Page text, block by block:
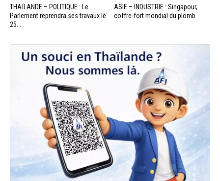
THAÏLANDE – POLITIQUE : Le
Parlement reprendra ses travaux le
25...
ASIE – INDUSTRIE : Singapour,
coffre-fort mondial du plomb